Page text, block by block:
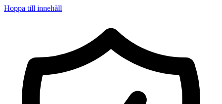
Hoppa till innehåll